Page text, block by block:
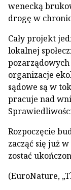
wenecką
drogę w
Cały projekt
lokalnej
organizacje
sądowe są w
pracuje nad
Rozpoczęcie
zacząć się już
zostać
(EuroNature,